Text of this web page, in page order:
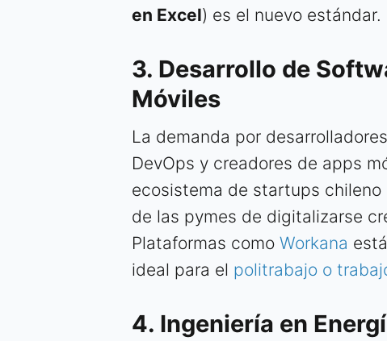
en Excel) es el nuevo estándar.
3. Desarrollo de
Móviles
La demanda por
DevOps y creadores de apps
ecosistema de startups chileno
de las pymes de digitalizarse
Plataformas como Workana
ideal para el politrabajo o
4. Ingeniería en